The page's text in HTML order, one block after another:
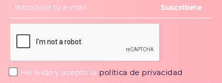
He leído y acepto la política de privacidad.